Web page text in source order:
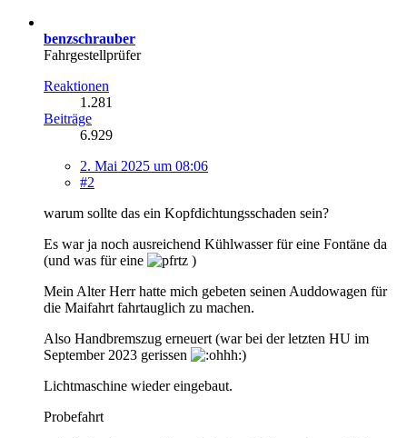
benzschrauber
Fahrgestellprüfer
Reaktionen
1.281
Beiträge
6.929
2. Mai 2025 um 08:06
#2
warum sollte das ein Kopfdichtungsschaden sein?
Es war ja noch ausreichend Kühlwasser für eine Fontäne da
(und was für eine
)
Mein Alter Herr hatte mich gebeten seinen Auddowagen für
die Maifahrt fahrtauglich zu machen.
Also Handbremszug erneuert (war bei der letzten HU im
September 2023 gerissen
)
Lichtmaschine wieder eingebaut.
Probefahrt